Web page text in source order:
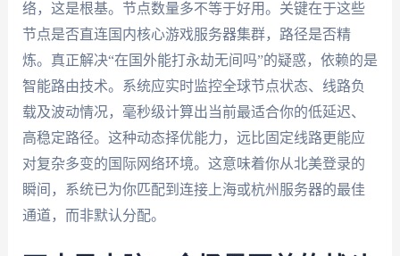
络，这是根基。节点数量多不等于好用。关键在于这些
节点是否直连国内核心游戏服务器集群，路径是否精
炼。真正解决“在国外能打永劫无间吗”的疑惑，依赖的是
智能路由技术。系统应实时监控全球节点状态、线路负
载及波动情况，毫秒级计算出当前最适合你的低延迟、
高稳定路径。这种动态择优能力，远比固定线路更能应
对复杂多变的国际网络环境。这意味着你从北美登录的
瞬间，系统已为你匹配到连接上海或杭州服务器的最佳
通道，而非默认分配。